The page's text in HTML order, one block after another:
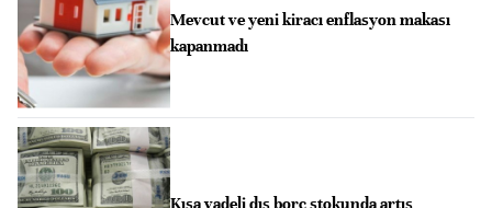
Mevcut ve yeni kiracı enflasyon makası
kapanmadı
Kısa vadeli dış borç stokunda artış